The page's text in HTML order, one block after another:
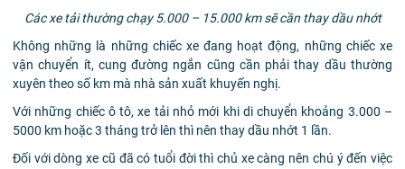
Các xe tải thường chạy 5.000 – 15.000 km sẽ cần thay dầu nhớt
Không những là những chiếc xe đang hoạt động, những chiếc xe
vận chuyển ít, cung đường ngắn cũng cần phải thay dầu thường
xuyên theo số km mà nhà sản xuất khuyến nghị.
Với những chiếc ô tô, xe tải nhỏ mới khi di chuyển khoảng 3.000 –
5000 km hoặc 3 tháng trở lên thì nên thay dầu nhớt 1 lần.
Đối với dòng xe cũ đã có tuổi đời thì chủ xe càng nên chú ý đến việc